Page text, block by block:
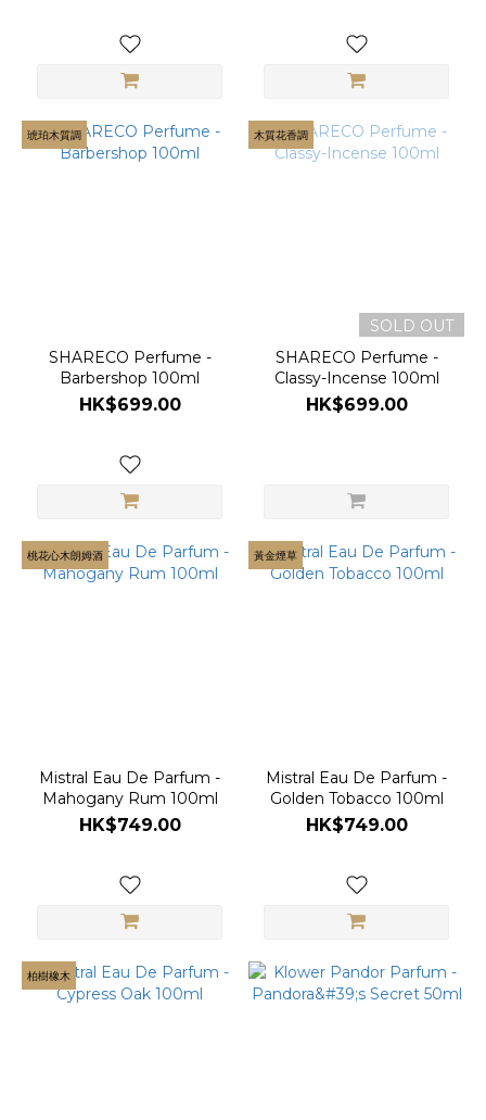
琥珀木質調
SHARECO Perfume -
Barbershop 100ml
HK$699.00
木質花香調
SOLD OUT
SHARECO Perfume -
Classy-Incense 100ml
HK$699.00
桃花心木朗姆酒
Mistral Eau De Parfum -
Mahogany Rum 100ml
HK$749.00
黃金煙草
Mistral Eau De Parfum -
Golden Tobacco 100ml
HK$749.00
柏樹橡木